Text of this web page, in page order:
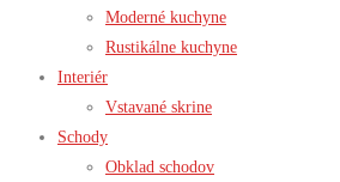
Moderné kuchyne
Rustikálne kuchyne
Interiér
Vstavané skrine
Schody
Obklad schodov